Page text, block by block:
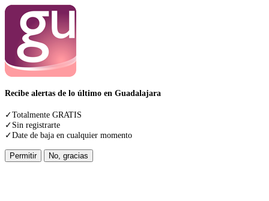
Recibe alertas de lo último en Guadalajara
✓Totalmente GRATIS
✓Sin registrarte
✓Date de baja en cualquier momento
Permitir No, gracias